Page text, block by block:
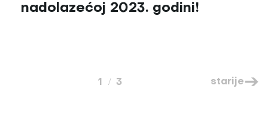
nadolazećoj 2023. godini!
1 3 starije